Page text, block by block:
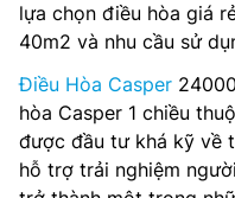
lựa chọn điều hòa giá
40m2 và nhu cầu sử
Điều Hòa Casper
hòa Casper 1 chiều
được đầu tư khá kỹ về
hỗ trợ trải nghiệm